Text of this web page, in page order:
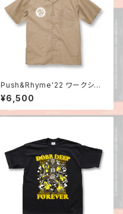
Push&Rhyme'22 ワークシャ
ツ
¥6,500